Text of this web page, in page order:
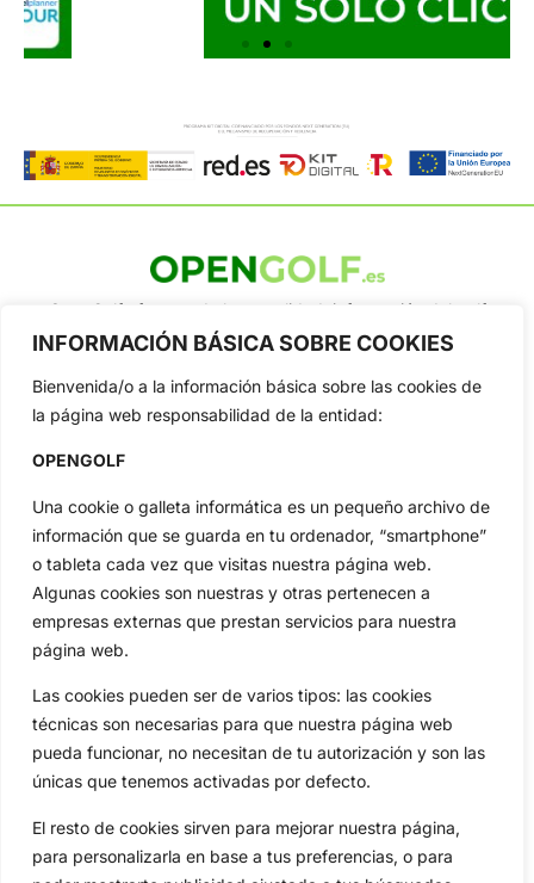
INFORMACIÓN BÁSICA SOBRE COOKIES
Bienvenida/o a la información básica sobre las cookies de
la página web responsabilidad de la entidad:
OPENGOLF
Una cookie o galleta informática es un pequeño archivo de
información que se guarda en tu ordenador, “smartphone”
o tableta cada vez que visitas nuestra página web.
Algunas cookies son nuestras y otras pertenecen a
empresas externas que prestan servicios para nuestra
página web.
Las cookies pueden ser de varios tipos: las cookies
técnicas son necesarias para que nuestra página web
pueda funcionar, no necesitan de tu autorización y son las
únicas que tenemos activadas por defecto.
El resto de cookies sirven para mejorar nuestra página,
para personalizarla en base a tus preferencias, o para
OpenGolf ofrece toda la actualidad, información del golf
profesional y amateur, resultados en directo, vídeos, noticias,
Jon Rahm, LIV Golf, PGA Tour, Ryder Cup, DP World Tour, LPGA
Tour...
Categorias
Amateurs
Circuitos
Especiales
Reglas
Vídeos
De Interés
Compañía
Aviso Legal
Política de Cookies
Publicidad
Newsletters
Copyright © 2025 OpenGolf | Diseño por TecnoQuatre